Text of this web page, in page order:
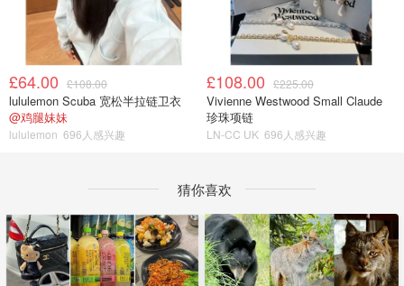
£64.00 £108.00
lululemon Scuba 宽松半拉链卫衣
@鸡腿妹妹
lululemon 696人感兴趣
£108.00 £225.00
Vivienne Westwood Small Claude
珍珠项链
LN-CC UK 696人感兴趣
猜你喜欢